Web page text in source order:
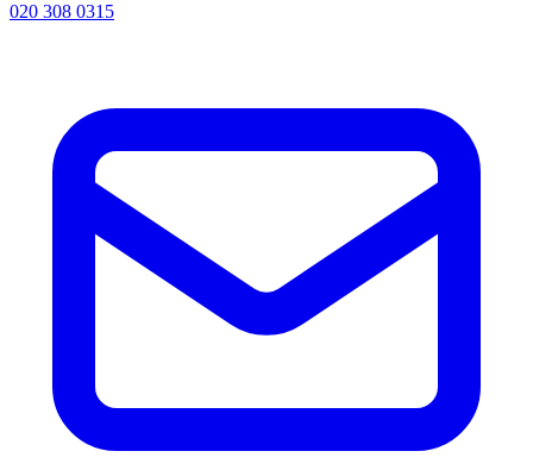
020 308 0315